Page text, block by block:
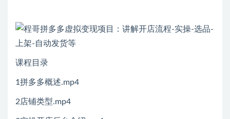
课程目录
1拼多多概述.mp4
2店铺类型.mp4